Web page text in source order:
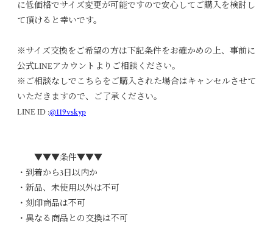
に低価格でサイズ変更が可能ですので安心してご購入を検討し
て頂けると幸いです。
※サイズ交換をご希望の方は下記条件をお確かめの上、事前に
公式LINEアカウントよりご相談ください。
※ご相談なしでこちらをご購入された場合はキャンセルさせて
いただきますので、ご了承ください。
LINE ID :@119vskyp
▼▼▼条件▼▼▼
・到着から3日以内か
・新品、未使用以外は不可
・刻印商品は不可
・異なる商品との交換は不可